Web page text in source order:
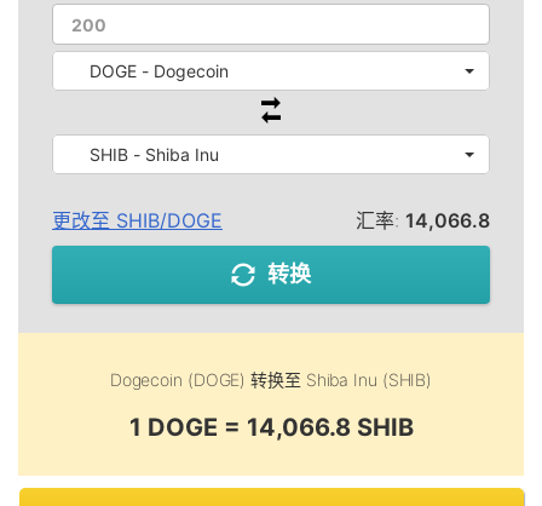
DOGE - Dogecoin
SHIB - Shiba Inu
更改至 SHIB/DOGE 汇率: 14,066.8
转换
Dogecoin (DOGE) 转换至 Shiba Inu (SHIB)
1 DOGE = 14,066.8 SHIB